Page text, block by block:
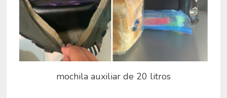
mochila auxiliar de 20 litros